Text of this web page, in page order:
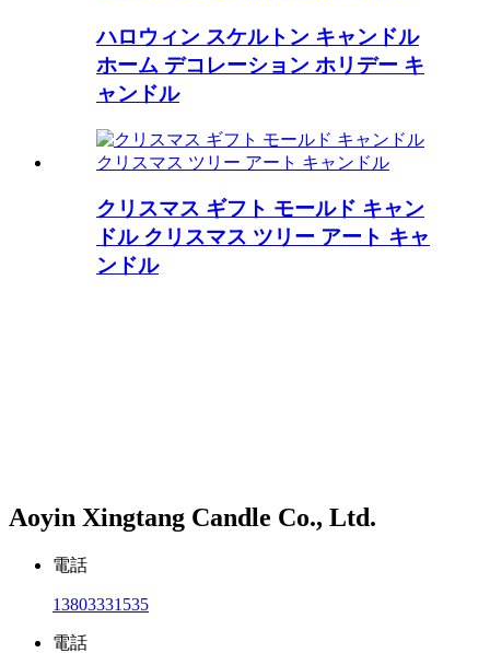
ハロウィン スケルトン キャンドル
ホーム デコレーション ホリデー キ
ャンドル
クリスマス ギフト モールド キャン
ドル クリスマス ツリー アート キャ
ンドル
Aoyin Xingtang Candle Co., Ltd.
電話
13803331535
電話